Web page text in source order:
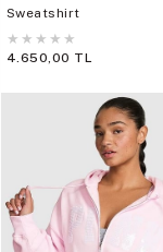
Sweatshirt
★ ★ ★ ★ ★
4.650,00 TL